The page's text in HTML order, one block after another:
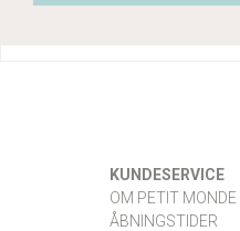
KUNDESERVICE
OM PETIT MONDE
ÅBNINGSTIDER